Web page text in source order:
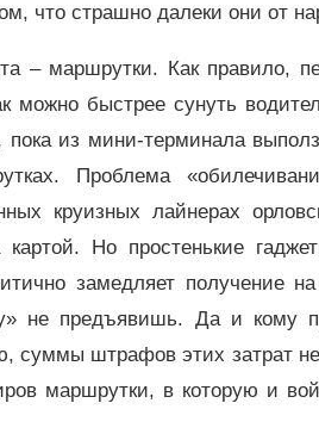
что страшно далеки они от
– маршрутки. Как правило,
можно быстрее сунуть
из мини-терминала
Проблема
круизных лайнерах
Но простенькие
замедляет получение
не предъявишь. Да и кому
суммы штрафов этих затрат
маршрутки, в которую и